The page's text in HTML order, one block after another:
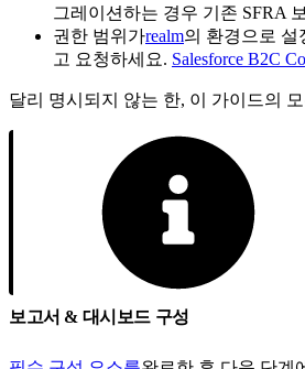
그레이션하는 경우 기존 SFRA
권한 범위가realm의 환경으로 설
고 요청하세요. Salesforce B2C
달리 명시되지 않는 한, 이 가이드의
보고서 & 대시보드 구성